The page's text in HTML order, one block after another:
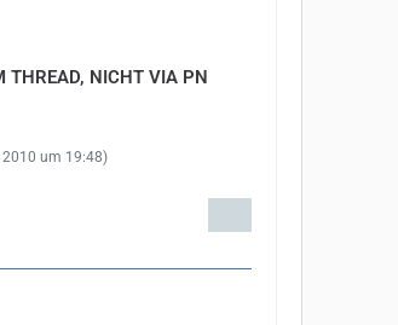
THREAD, NICHT VIA PN
2010 um 19:48)